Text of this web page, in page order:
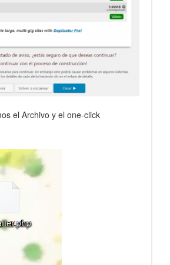
el Archivo y el one-click